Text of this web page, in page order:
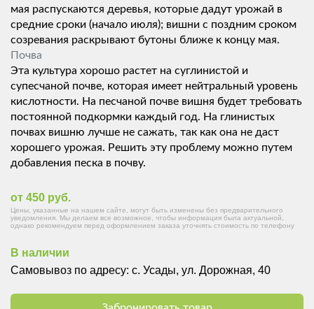
мая распускаются деревья, которые дадут урожай в
средние сроки (начало июля); вишни с поздним сроком
созревания раскрывают бутоны ближе к концу мая.
Почва
Эта культура хорошо растет на суглинистой и
супесчаной почве, которая имеет нейтральный уровень
кислотности. На песчаной почве вишня будет требовать
постоянной подкормки каждый год. На глинистых
почвах вишню лучше не сажать, так как она не даст
хорошего урожая. Решить эту проблему можно путем
добавления песка в почву.
от 450 руб.
Цены, указанные на нашем сайте, могут быть изменены без предварительного
уведомления. Мы делаем все возможное, чтобы информация была актуальной,
однако рекомендуем перед оформлением заказа уточнять стоимость по телефону
В наличии
Самовывоз по адресу: с. Усады, ул. Дорожная, 40